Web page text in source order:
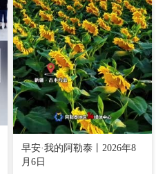
早安·我的阿勒泰丨2026年8
月6日